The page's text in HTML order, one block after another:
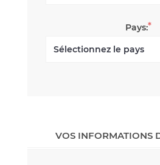
Pays:*
VOS INFORMATIONS